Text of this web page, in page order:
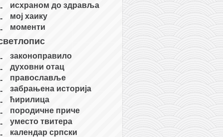
исхраном до здравља
мој хаику
моменти
законоправило
духовни отац
православље
забрањена историја
ћирилица
породичне приче
уместо твитера
календар српски